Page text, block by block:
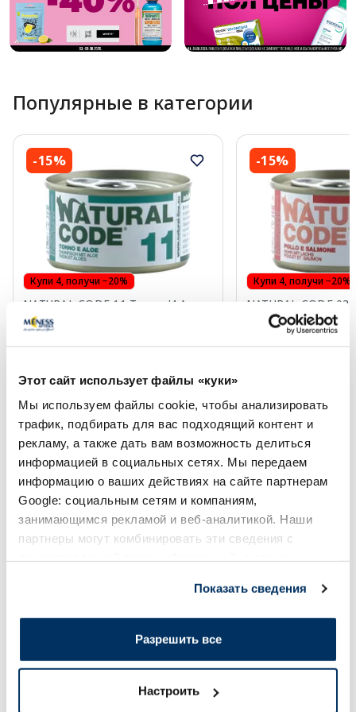
Этот сайт использует файлы «куки»
Мы используем файлы cookie, чтобы анализировать
трафик, подбирать для вас подходящий контент и
рекламу, а также дать вам возможность делиться
информацией в социальных сетях. Мы передаем
информацию о ваших действиях на сайте партнерам
Google: социальным сетям и компаниям,
занимающимся рекламой и веб-аналитикой. Наши
партнеры могут комбинировать эти сведения с
Показать сведения
Разрешить все
Настроить
Популярные в категории
-15%
Купи 4, получи −20%
NATURAL CODE 11 Тунец И Алоэ
Вера консервы для кошек, 85 г
2.13 € 2.51 €
В корзину
Регулярная цена: 2.51 €
-15%
Купи 4, получи −20%
NATURAL CODE
Лосось консервы
Регулярная цена: 2.51 €
Page 1 of 10
Солнечная защита летом ☀️
Более...
-60% -60%